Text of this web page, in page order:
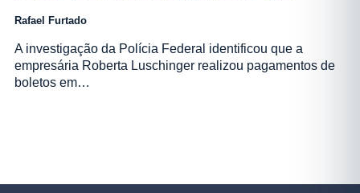
Rafael Furtado
A investigação da Polícia Federal identificou que a
empresária Roberta Luschinger realizou pagamentos de
boletos em…